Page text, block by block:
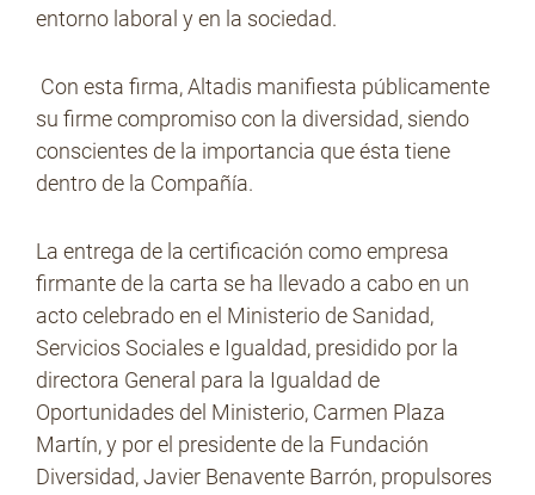
No Contrabando
Prensa
Contacto
entorno laboral y en la sociedad.
Con esta firma, Altadis manifiesta públicamente
su firme compromiso con la diversidad, siendo
conscientes de la importancia que ésta tiene
dentro de la Compañía.
La entrega de la certificación como empresa
firmante de la carta se ha llevado a cabo en un
acto celebrado en el Ministerio de Sanidad,
Servicios Sociales e Igualdad, presidido por la
directora General para la Igualdad de
Oportunidades del Ministerio, Carmen Plaza
Martín, y por el presidente de la Fundación
Diversidad, Javier Benavente Barrón, propulsores